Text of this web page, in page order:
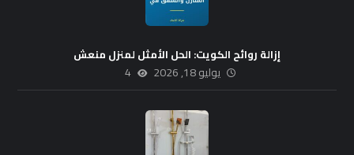
إزالة روائح الكويت: الحل الأمثل لمنزل منعش
يوليو 18, 2026 4